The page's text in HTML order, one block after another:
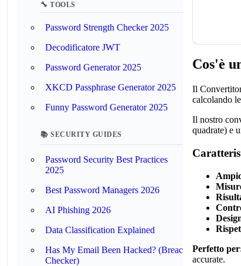
🔧 TOOLS
Password Strength Checker 2025
Decodificatore JWT
Password Generator 2025
XKCD Passphrase Generator 2025
Funny Password Generator 2025
📚 SECURITY GUIDES
Password Security Best Practices
2025
Best Password Managers 2026
AI Phishing 2026
Data Classification Explained
Has My Email Been Hacked? (Breach
Checker)
Cos'è
Il
calcolando
Il nostro
quadrate) e
Perfetto
accurate.